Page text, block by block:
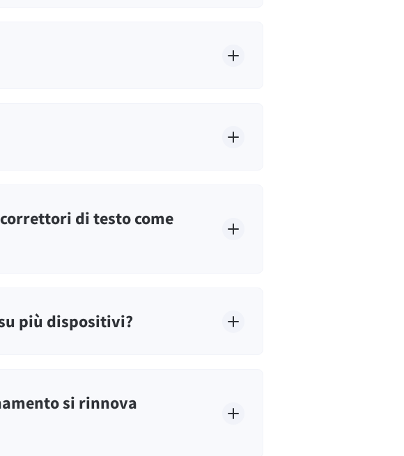
di testo come
più dispositivi?
si rinnova